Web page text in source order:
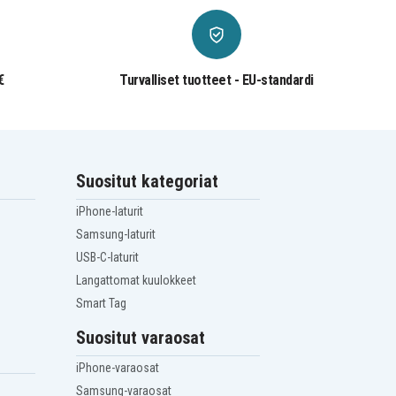
Turvalliset tuotteet - EU-standardi
Suositut kategoriat
iPhone-laturit
Samsung-laturit
USB-C-laturit
Langattomat kuulokkeet
Smart Tag
Suositut varaosat
iPhone-varaosat
Samsung-varaosat